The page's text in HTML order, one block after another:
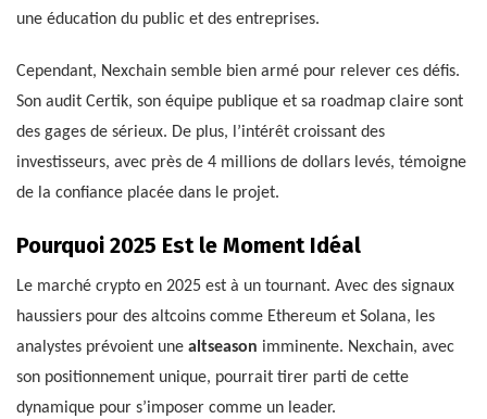
une éducation du public et des entreprises.
Cependant, Nexchain semble bien armé pour relever ces défis.
Son audit Certik, son équipe publique et sa roadmap claire sont
des gages de sérieux. De plus, l’intérêt croissant des
investisseurs, avec près de 4 millions de dollars levés, témoigne
de la confiance placée dans le projet.
Pourquoi 2025 Est le Moment Idéal
Le marché crypto en 2025 est à un tournant. Avec des signaux
haussiers pour des altcoins comme Ethereum et Solana, les
analystes prévoient une altseason imminente. Nexchain, avec
son positionnement unique, pourrait tirer parti de cette
dynamique pour s’imposer comme un leader.